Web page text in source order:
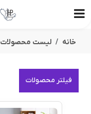
خانه لیست محصولات
فیلتر محصولات